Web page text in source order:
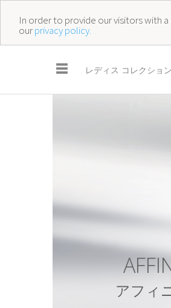
In order to provide our visitors with
ourprivacy policy.
☰ レディス コレクション
AFFI
アフ ィ